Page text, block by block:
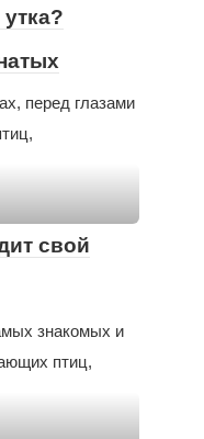
перед глазами
свой
знакомых и
птиц,